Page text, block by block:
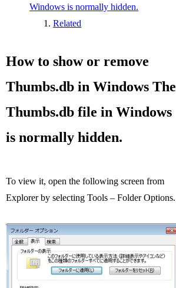
Windows is normally hidden.
Related
How to show or remove
Thumbs.db in Windows The
Thumbs.db file in Windows
is normally hidden.
To view it, open the following screen from
Explorer by selecting Tools – Folder Options.